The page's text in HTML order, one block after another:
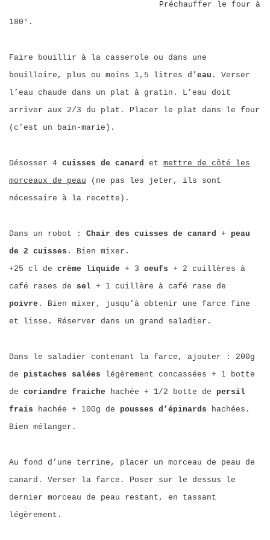
Préchauffer le four à
180°.
Faire bouillir à la casserole ou dans une
bouilloire, plus ou moins 1,5 litres d’ eau . Verser
l’eau chaude dans un plat à gratin. L’eau doit
arriver aux 2/3 du plat. Placer le plat dans le four
(c’est un bain-marie).
Désosser 4 cuisses de canard et mettre de côté les
morceaux de peau (ne pas les jeter, ils sont
nécessaire à la recette).
Dans un robot : Chair des cuisses de canard + peau
de 2 cuisses . Bien mixer.
+25 cl de crème liquide + 3 oeufs + 2 cuillères à
café rases de sel + 1 cuillère à café rase de
poivre . Bien mixer, jusqu’à obtenir une farce fine
et lisse. Réserver dans un grand saladier.
Dans le saladier contenant la farce, ajouter : 200g
de pistaches salées légèrement concassées + 1 botte
de coriandre fraiche hachée + 1/2 botte de persil
frais hachée + 100g de pousses d’épinards hachées.
Bien mélanger.
Au fond d’une terrine, placer un morceau de peau de
canard. Verser la farce. Poser sur le dessus le
dernier morceau de peau restant, en tassant
légèrement.